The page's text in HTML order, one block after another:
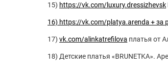
15) https://vk.com/luxury.dressizhevsk
16) https://vk.com/platya.arenda + за
17) vk.com/alinkatrefilova платья от
18) Детские платья «ВRUNETKA».